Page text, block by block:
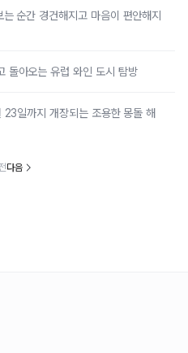
순간 경건해지고 마음이 편안해지
돌아오는 유럽 와인 도시 탐방
일까지 개장되는 조용한 몽돌 해
다음